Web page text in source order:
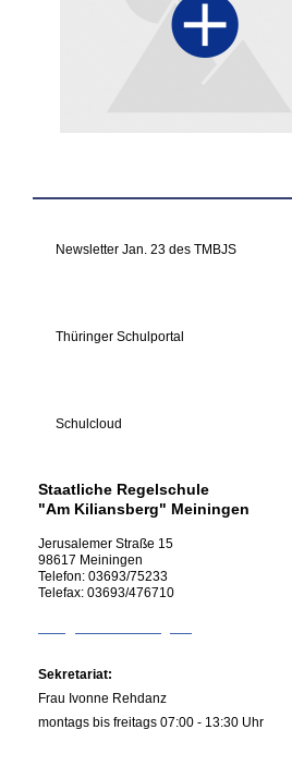
Newsletter Jan. 23 des TMBJS
Thüringer Schulportal
Schulcloud
Staatliche Regelschule
"Am Kiliansberg" Meiningen
Jerusalemer Straße 15
98617 Meiningen
Telefon: 03693/75233
Telefax: 03693/476710
Sekretariat:
Frau Ivonne Rehdanz
montags bis freitags 07:00 - 13:30 Uhr